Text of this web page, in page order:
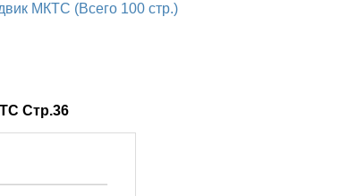
МКТС (Всего 100 стр.)
Стр.36